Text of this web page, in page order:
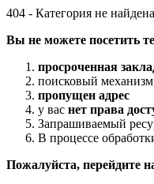
404 - Категория не найдена
Вы не можете посетить
просроченная
поисковый
пропущен адрес
у вас нет права
Запрашиваемый
В процессе
Пожалуйста, перейдите